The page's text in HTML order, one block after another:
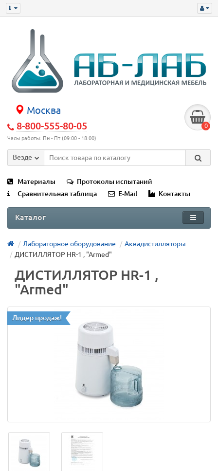
Москва
8-800-555-80-05
Часы работы: Пн - Пт (09:00 - 18:00)
0
Везде
Материалы
Протоколы испытаний
Сравнительная таблица
E-Mail Контакты
Каталог
Лабораторное оборудование
Аквадистилляторы
ДИСТИЛЛЯТОР HR-1 , "Armed"
ДИСТИЛЛЯТОР HR-1 ,
"Armed"
Лидер продаж!